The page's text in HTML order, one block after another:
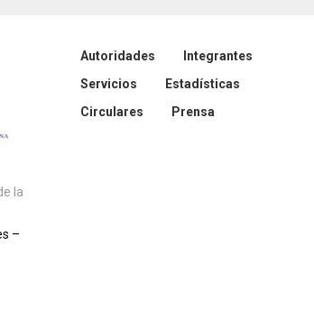
la
–
Autoridades
Integrantes
Servicios
Estadísticas
Circulares
Prensa